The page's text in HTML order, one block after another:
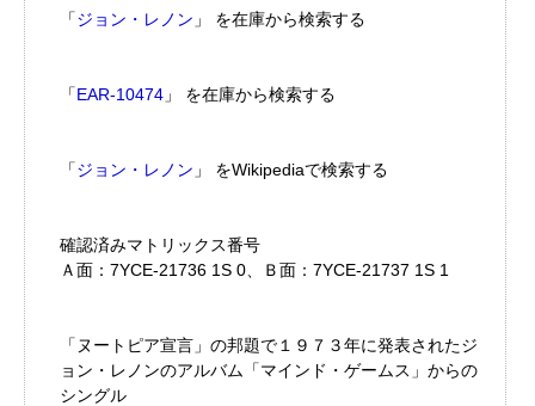
「ジョン・レノン 」 を在庫から検索する
「EAR-10474 」 を在庫から検索する
「ジョン・レノン 」 をWikipediaで検索する
確認済みマトリックス番号
Ａ面：7YCE-21736 1S 0、Ｂ面：7YCE-21737 1S 1
「ヌートピア宣言」の邦題で１９７３年に発表されたジ
ョン・レノンのアルバム「マインド・ゲームス」からの
シングル